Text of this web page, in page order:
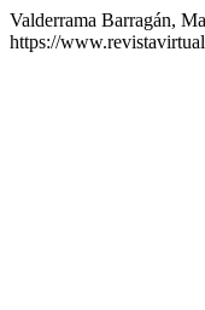
Valderrama Barragán,
https://